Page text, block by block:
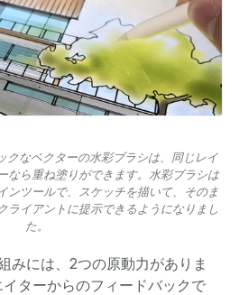
クなベクターの水彩ブラシは、同じレイ
なら重ね塗りができます。水彩ブラシは
ンツールで、スケッチを描いて、そのま
ライアントに提示できるようになりまし
た。
みには、2つの原動力がありま
ターからのフィードバックで